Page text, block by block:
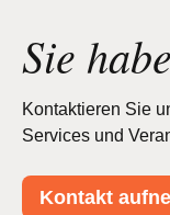
Sie
Kontaktieren Sie
Services und
Kontakt